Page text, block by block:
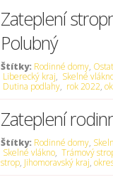
Zateplení
Polubný
Štítky: Rodinné domy,
Liberecký kraj, Skelné
Dutina podlahy, rok 2022,
Zateplení
Štítky: Rodinné domy,
Skelné vlákno, Trámový
strop, Jihomoravský kraj,